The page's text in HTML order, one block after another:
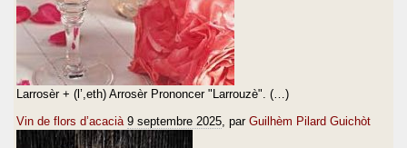
Larrosèr + (l’,eth) Arrosèr Prononcer "Larrouzè". (…)
Vin de flors d’acacià 9 septembre 2025 , par Guilhèm Pilard Guichòt